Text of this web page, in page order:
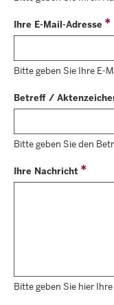
Ihre E-Mail-Adresse
Bitte geben Sie Ihre E-
Betreff /
Bitte geben Sie den
Ihre Nachricht
Bitte geben Sie hier